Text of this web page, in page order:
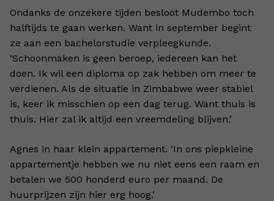
Ondanks de onzekere tijden besloot Mudembo toch
halftijds te gaan werken. Want in september begint
ze aan een bachelorstudie verpleegkunde.
‘Schoonmaken is geen beroep, iedereen kan het
doen. Ik wil een diploma op zak hebben om meer te
verdienen. Als de situatie in Zimbabwe weer stabiel
is, keer ik misschien op een dag terug. Want thuis is
thuis. Hier zal ik altijd een vreemdeling blijven.’
Agnes in haar klein appartement. ‘In ons piepkleine
appartementje hebben we nu niet eens een raam en
betalen we 500 honderd euro per maand. De
huurprijzen zijn hier erg hoog.’